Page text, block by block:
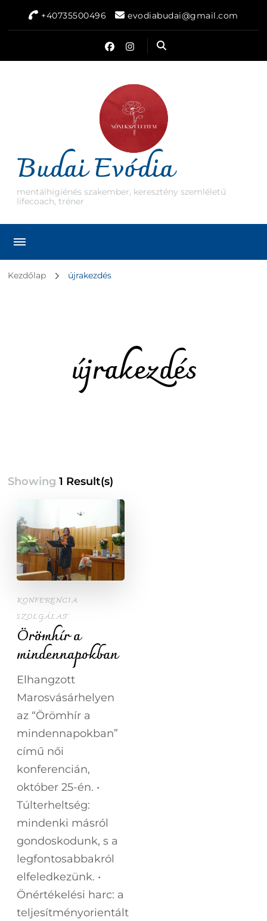
+40735500496 evodiabudai@gmail.com
Budai Evódia
mentálhigiénés szakember, keresztény szemléletű
lifecoach, tréner
Kezdőlap újrakezdés
újrakezdés
Showing1 Result(s)
KONFERENCIA
SZOLGÁLAT
Örömhír a
mindennapokban
Elhangzott
Marosvásárhelyen
az “Örömhír a
mindennapokban”
című női
konferencián,
október 25-én. •
Túlterheltség:
mindenki másról
gondoskodunk, s a
legfontosabbakról
elfeledkezünk. •
Önértékelési harc: a
teljesítményorientált